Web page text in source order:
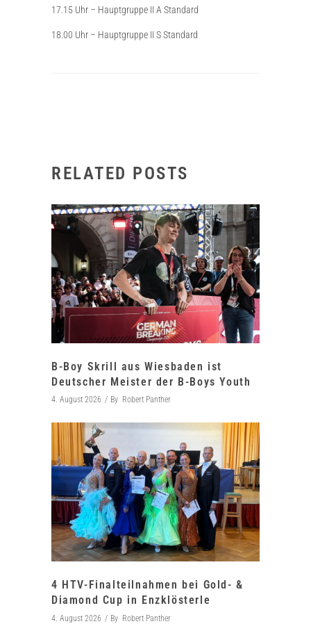
17.15 Uhr – Hauptgruppe II A Standard
18.00 Uhr – Hauptgruppe II S Standard
RELATED POSTS
B-Boy Skrill aus Wiesbaden ist
Deutscher Meister der B-Boys Youth
4. August 2026 By Robert Panther
4 HTV-Finalteilnahmen bei Gold- &
Diamond Cup in Enzklösterle
4. August 2026 By Robert Panther